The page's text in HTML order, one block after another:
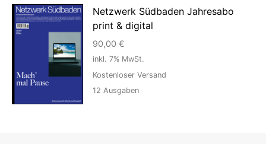
Netzwerk Südbaden Jahresabo
print & digital
90,00 €
inkl. 7% MwSt.
Kostenloser Versand
12 Ausgaben